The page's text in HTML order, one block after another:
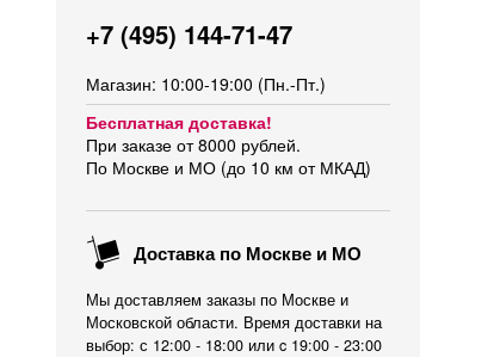
+7 (495) 144-71-47
Магазин: 10:00-19:00 (Пн.-Пт.)
Бесплатная доставка!
При заказе от 8000 рублей.
По Москве и МО (до 10 км от МКАД)
Доставка по Москве и МО
Мы доставляем заказы по Москве и
Московской области. Время доставки на
выбор: с 12:00 - 18:00 или c 19:00 - 23:00